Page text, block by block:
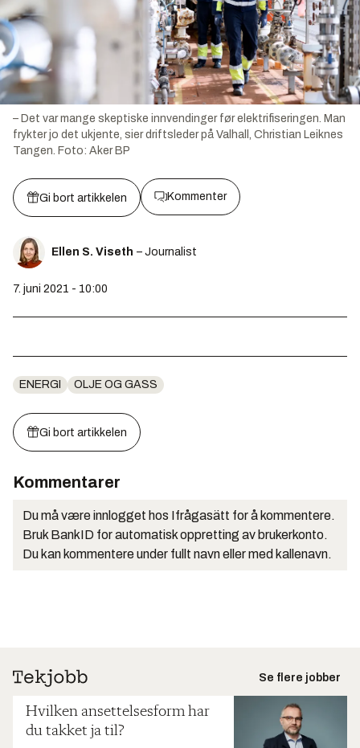
– Det var mange skeptiske innvendinger før elektrifiseringen. Man
frykter jo det ukjente, sier driftsleder på Valhall, Christian Leiknes
Tangen. Foto: Aker BP
Gi bort artikkelen Kommenter
Ellen S. Viseth – Journalist
7. juni 2021 - 10:00
ENERGI OLJE OG GASS
Gi bort artikkelen
Kommentarer
Du må være innlogget hos Ifrågasätt for å kommentere.
Bruk BankID for automatisk oppretting av brukerkonto.
Du kan kommentere under fullt navn eller med kallenavn.
Se flere jobber
Hvilken ansettelsesform har
du takket ja til?